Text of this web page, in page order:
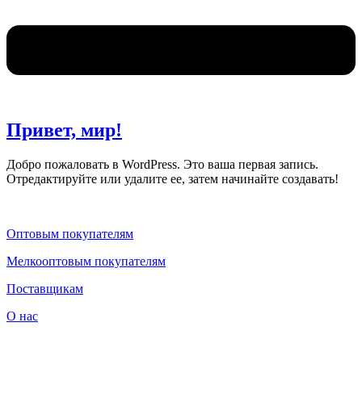
Привет, мир!
Добро пожаловать в WordPress. Это ваша первая запись.
Отредактируйте или удалите ее, затем начинайте создавать!
Оптовым покупателям
Мелкооптовым покупателям
Поставщикам
О нас